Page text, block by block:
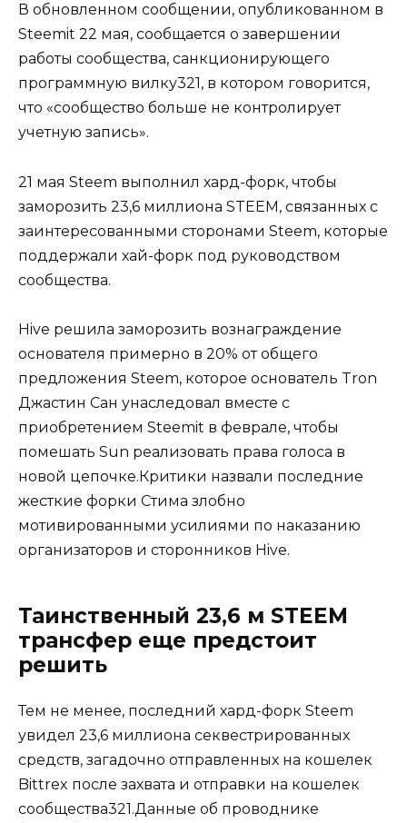
В обновленном сообщении, опубликованном в
Steemit 22 мая, сообщается о завершении
работы сообщества, санкционирующего
программную вилку321, в котором говорится,
что «сообщество больше не контролирует
учетную запись».
21 мая Steem выполнил хард-форк, чтобы
заморозить 23,6 миллиона STEEM, связанных с
заинтересованными сторонами Steem, которые
поддержали хай-форк под руководством
сообщества.
Hive решила заморозить вознаграждение
основателя примерно в 20% от общего
предложения Steem, которое основатель Tron
Джастин Сан унаследовал вместе с
приобретением Steemit в феврале, чтобы
помешать Sun реализовать права голоса в
новой цепочке.Критики назвали последние
жесткие форки Стима злобно
мотивированными усилиями по наказанию
организаторов и сторонников Hive.
Таинственный 23,6 м STEEM
трансфер еще предстоит
решить
Тем не менее, последний хард-форк Steem
увидел 23,6 миллиона секвестрированных
средств, загадочно отправленных на кошелек
Bittrex после захвата и отправки на кошелек
сообщества321.Данные об проводнике